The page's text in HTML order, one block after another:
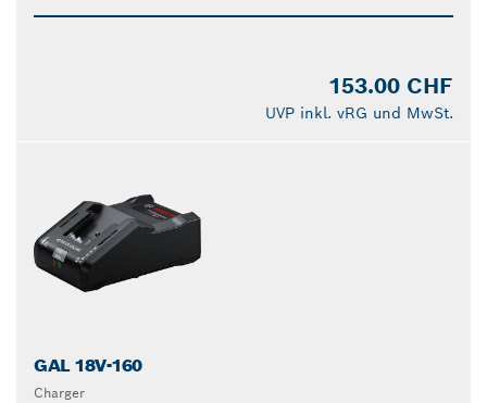
153.00 CHF
UVP inkl. vRG und MwSt.
GAL 18V-160
Charger